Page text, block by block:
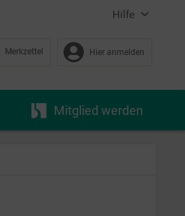
Hilfe
Merkzettel Hier anmelden
Mitglied werden